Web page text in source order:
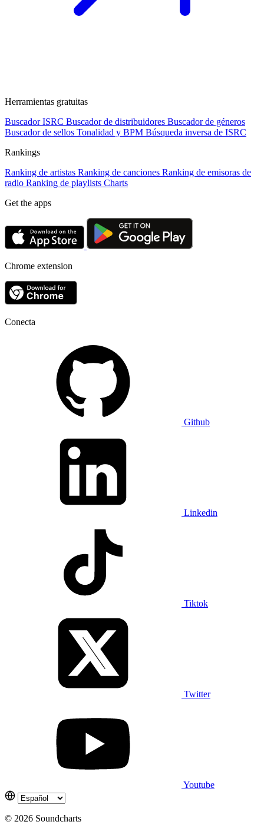
Herramientas gratuitas
Buscador ISRC Buscador de distribuidores Buscador de géneros
Buscador de sellos Tonalidad y BPM Búsqueda inversa de ISRC
Rankings
Ranking de artistas Ranking de canciones Ranking de emisoras de
radio Ranking de playlists Charts
Get the apps
Chrome extension
Conecta
Github
Linkedin
Tiktok
Twitter
Youtube
© 2026 Soundcharts